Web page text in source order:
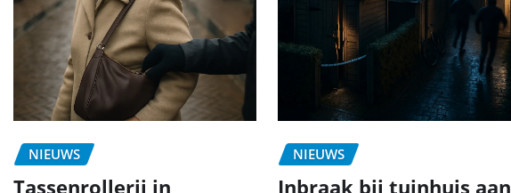
NIEUWS
Tassenrollerij in
NIEUWS
Inbraak bij tuinhuis aan